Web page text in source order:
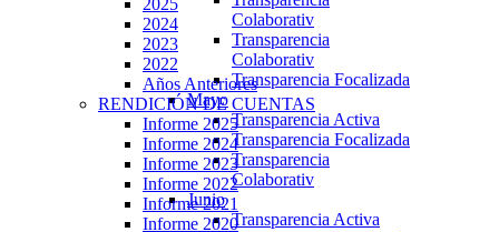
Colaborativ
Transparencia
Colaborativ
Transparencia Focalizada
Mayo
Transparencia Activa
Transparencia Focalizada
Transparencia
Colaborativ
Junio
Transparencia Activa
2025
2024
2023
2022
Años Anteriores
RENDICIÓN DE CUENTAS
Informe 2025
Informe 2024
Informe 2023
Informe 2022
Informe 2021
Informe 2020